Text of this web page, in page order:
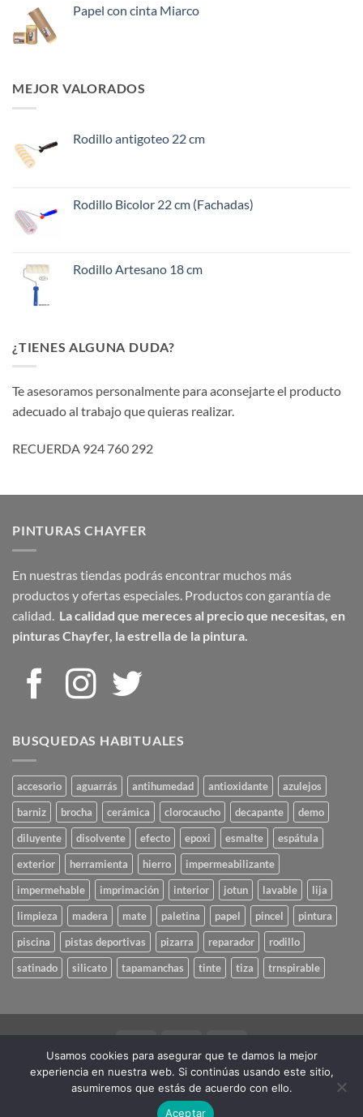
Papel con cinta Miarco
MEJOR VALORADOS
Rodillo antigoteo 22 cm
Rodillo Bicolor 22 cm (Fachadas)
Rodillo Artesano 18 cm
¿TIENES ALGUNA DUDA?
Te asesoramos personalmente para aconsejarte el producto
adecuado al trabajo que quieras realizar.
RECUERDA 924 760 292
PINTURAS CHAYFER
En nuestras tiendas podrás encontrar muchos más
productos y ofertas especiales. Productos con garantía de
calidad. La calidad que mereces al precio que necesitas, en
pinturas Chayfer, la estrella de la pintura.
BUSQUEDAS HABITUALES
accesorio aguarrás antihumedad antioxidante
azulejos
barniz
brocha cerámica clorocaucho decapante
demo
diluyente
disolvente efecto epoxi esmalte
espátula
exterior
herramienta hierro
impermeabilizante
impermehable
imprimación interior jotun lavable
lija
limpieza
madera mate paletina papel pincel
pintura
piscina
pistas deportivas pizarra reparador
rodillo
satinado
silicato tapamanchas tinte tiza trnspirable
POLÍTICA DE COOKIES AVISO LEGAL
Copyright 2026 © Pinturas Chayfer
Usamos cookies para asegurar que te damos la mejor
experiencia en nuestra web. Si continúas usando este sitio,
asumiremos que estás de acuerdo con ello.
Aceptar